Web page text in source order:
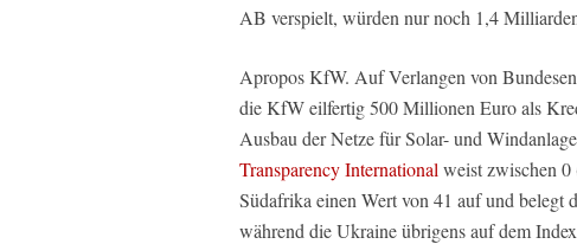
AB verspielt, würden nur noch 1,4
Apropos KfW. Auf Verlangen von
die KfW eilfertig 500 Millionen Euro als
Ausbau der Netze für Solar- und
Transparency International weist zwischen 0
Südafrika einen Wert von 41 auf und belegt
während die Ukraine übrigens auf dem